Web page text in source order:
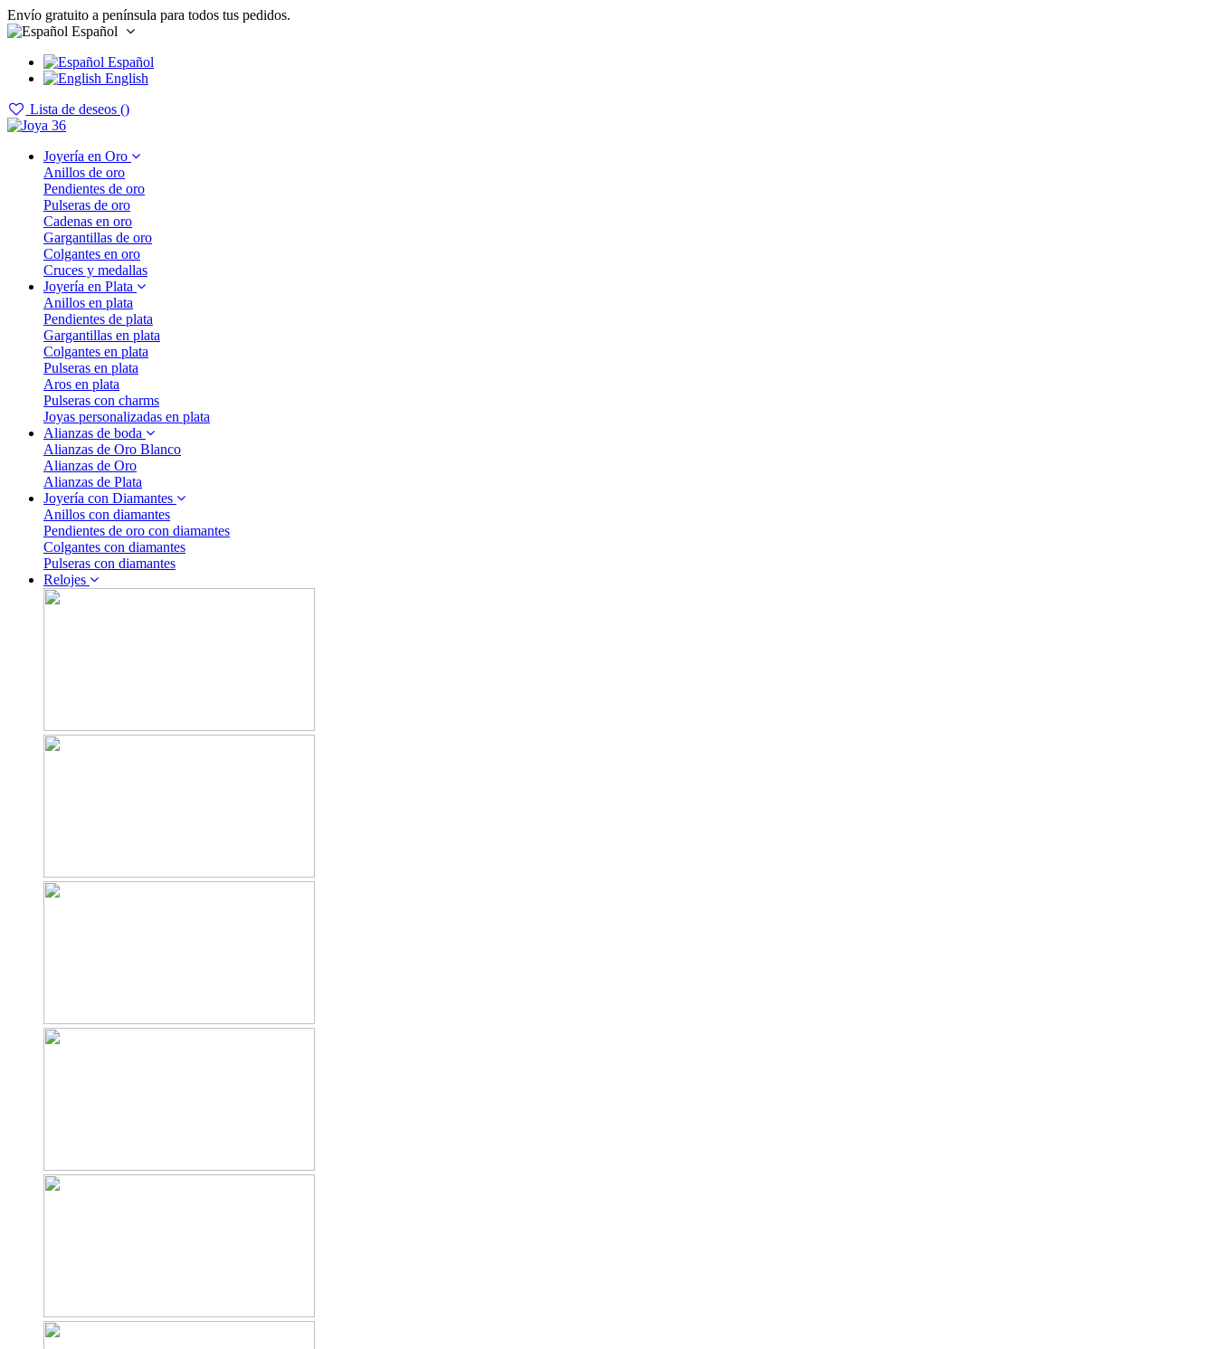
Envío gratuito a península para todos tus pedidos.
Español
Español
English
Lista de deseos ()
Joyería en Oro
Anillos de oro
Pendientes de oro
Pulseras de oro
Cadenas en oro
Gargantillas de oro
Colgantes en oro
Cruces y medallas
Joyería en Plata
Anillos en plata
Pendientes de plata
Gargantillas en plata
Colgantes en plata
Pulseras en plata
Aros en plata
Pulseras con charms
Joyas personalizadas en plata
Alianzas de boda
Alianzas de Oro Blanco
Alianzas de Oro
Alianzas de Plata
Joyería con Diamantes
Anillos con diamantes
Pendientes de oro con diamantes
Colgantes con diamantes
Pulseras con diamantes
Relojes